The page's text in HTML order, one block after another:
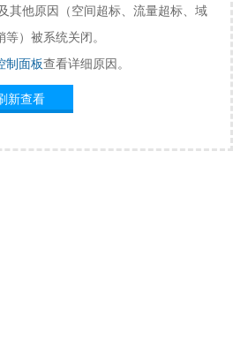
其他原因（空间超标、流量超标、域
）被系统关闭。
制面板查看详细原因。
新查看